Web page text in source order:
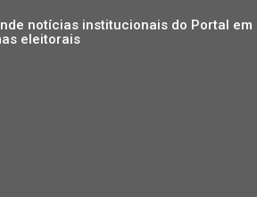
notícias institucionais do Portal em
eleitorais